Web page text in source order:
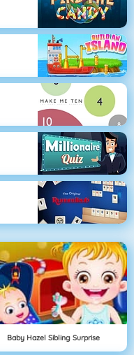
Baby Hazel Sibling Surprise